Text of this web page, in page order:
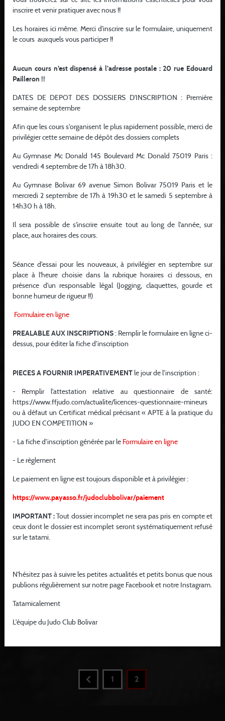
Après le cours adulte et suite à l’initiative de notre Paul. Finir l’année
22 03 2025
VIE DU CLUB
Week end de gala…
14 Juin de 10h30 - 12h30En effet, notre remise de récompense...
11 01 2025
Ce Samedi 11 Janvier, notre professeur et ami Alain a reçu son grade
tant espéré le 6eme Dan;.Avec la surprise...
1 2
inscrire et venir pratiquer avec nous !!
Les horaires ici même. Merci d'inscrire sur le formulaire, uniquement
le cours auxquels vous participer !!
Aucun cours n’est dispensé à l’adresse postale : 20 rue Edouard
Pailleron !!
DATES DE DEPOT DES DOSSIERS D'INSCRIPTION : Première
semaine de septembre
Afin que les cours s'organisent le plus rapidement possible, merci de
privilégier cette semaine de dépôt des dossiers complets
Au Gymnase Mc Donald 145 Boulevard Mc Donald 75019 Paris :
vendredi 4 septembre de 17h à 18h30.
Au Gymnase Bolivar 69 avenue Simon Bolivar 75019 Paris et le
mercredi 2 septembre de 17h à 19h30 et le samedi 5 septembre à
14h30 h à 18h.
Il sera possible de s'inscrire ensuite tout au long de l'année, sur
place, aux horaires des cours.
Séance d’essai pour les nouveaux, à privilégier en septembre sur
place à l'heure choisie dans la rubrique horaires ci dessous, en
présence d’un responsable légal (Jogging, claquettes, gourde et
bonne humeur de rigueur !!)
Formulaire en ligne
PREALABLE AUX INSCRIPTIONS: Remplir le formulaire en ligne ci-
dessus, pour éditer la fiche d’inscription
PIECES A FOURNIR IMPERATIVEMENT le jour de l’inscription :
- Remplir l'attestation relative au questionnaire de santé:
https://www.ffjudo.com/actualite/licences-questionnaire-mineurs
ou à défaut un Certificat médical précisant « APTE à la pratique du
JUDO EN COMPETITION »
- La fiche d’inscription générée par le Formulaire en ligne
- Le règlement
Le paiement en ligne est toujours disponible et à privilégier :
https://www.payasso.fr/judoclubbolivar/paiement
IMPORTANT :Tout dossier incomplet ne sera pas pris en compte et
ceux dont le dossier est incomplet seront systématiquement refusé
sur le tatami.
N'hésitez pas à suivre les petites actualités et petits bonus que nous
publions régulièrement sur notre page Facebook et notre Instagram.
Tatamicalement
L’équipe du Judo Club Bolivar